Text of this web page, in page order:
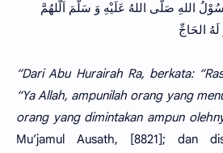
اللهِ صَلّى اللهُ عَلَيْهِ وَ سَلَّمَ اَلَّلهُمَّ
الحَاجِّ
“Dari Abu Hurairah Ra, berkata:
“Ya Allah, ampunilah orang yang
orang yang dimintakan ampun
Mu’jamul Ausath, [8821]; dan